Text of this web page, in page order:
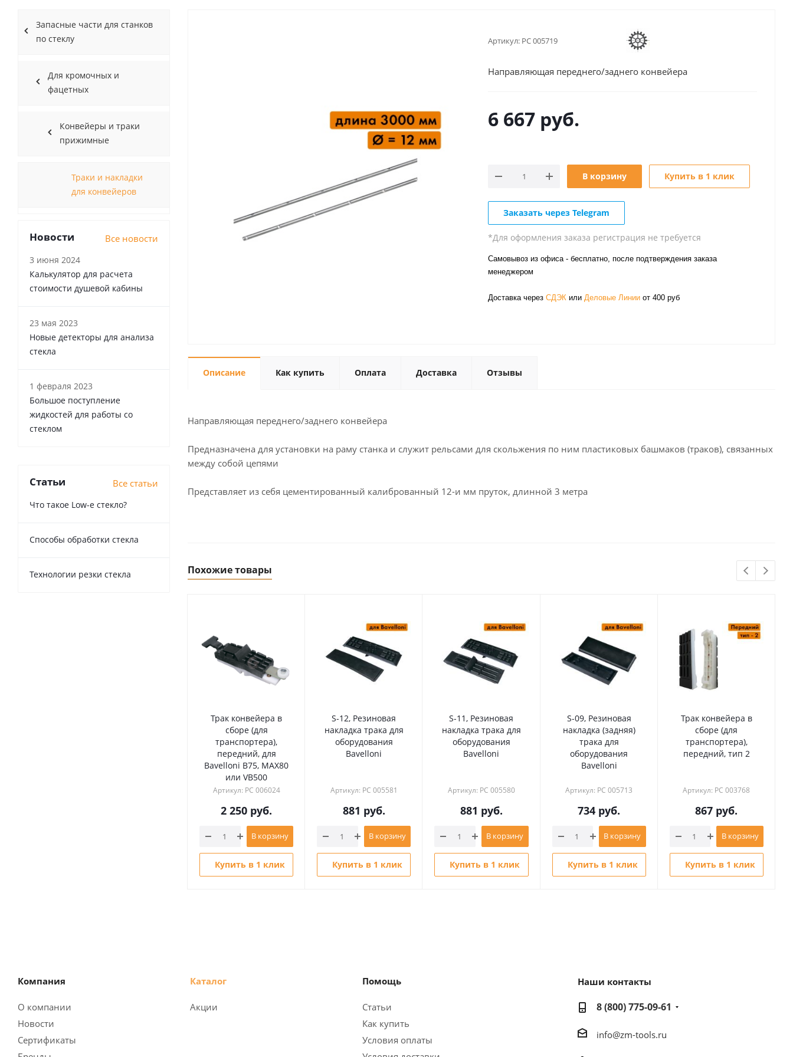
Артикул: РС 005719
Направляющая переднего/заднего конвейера
6 667 руб.
В корзину Купить в 1 клик
Заказать через Telegram
*Для оформления заказа регистрация не требуется
Самовывоз из офиса - бесплатно, после подтверждения заказа
менеджером
Доставка через СДЭК или Деловые Линии от 400 руб
Описание Как купить Оплата Доставка Отзывы
Направляющая переднего/заднего конвейера
Предназначена для установки на раму станка и служит рельсами для скольжения по ним пластиковых башмаков (траков), связанных
между собой цепями
Представляет из себя цементированный калиброванный 12-и мм пруток, длинной 3 метра
Похожие товары
Трак конвейера в
сборе (для
транспортера),
передний, для
Bavelloni B75, MAX80
или VB500
Артикул: РС 006024
2 250 руб.
В корзину
Купить в 1 клик
S-12, Резиновая
накладка трака для
оборудования
Bavelloni
Артикул: РС 005581
881 руб.
В корзину
Купить в 1 клик
S-11, Резиновая
накладка трака для
оборудования
Bavelloni
Артикул: РС 005580
881 руб.
В корзину
Купить в 1 клик
S-09, Резиновая
накладка (задняя)
трака для
оборудования
Bavelloni
Артикул: РС 005713
734 руб.
В корзину
Купить в 1 клик
Трак конвейера в
сборе (для
транспортера),
передний, тип 2
Артикул: РС 003768
867 руб.
В корзину
Купить в 1 клик
Запасные части для cтaнков
по стеклу
Для кромочных и
фацетных
Конвейеры и траки
прижимные
Траки и накладки
для конвейеров
Новости Все новости
3 июня 2024
Калькулятор для расчета
стоимости душевой кабины
23 мая 2023
Новые детекторы для анализа
стекла
1 февраля 2023
Большое поступление
жидкостей для работы со
стеклом
Статьи Все статьи
Что такое Low-e стекло?
Способы обработки стекла
Технологии резки стекла
Компания
О компании
Новости
Сертификаты
Каталог
Акции
Помощь
Статьи
Как купить
Условия оплаты
Наши контакты
8 (800) 775-09-61
info@zm-tools.ru